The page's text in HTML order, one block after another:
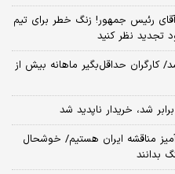
رئیس جمهور! زنگ خطر برای تیم
تجدید نظر کنید
کارگران حداقل‌بگیر ماهانه بیش از
مناقشه ایران هستیم/ خوشحال
بدانند